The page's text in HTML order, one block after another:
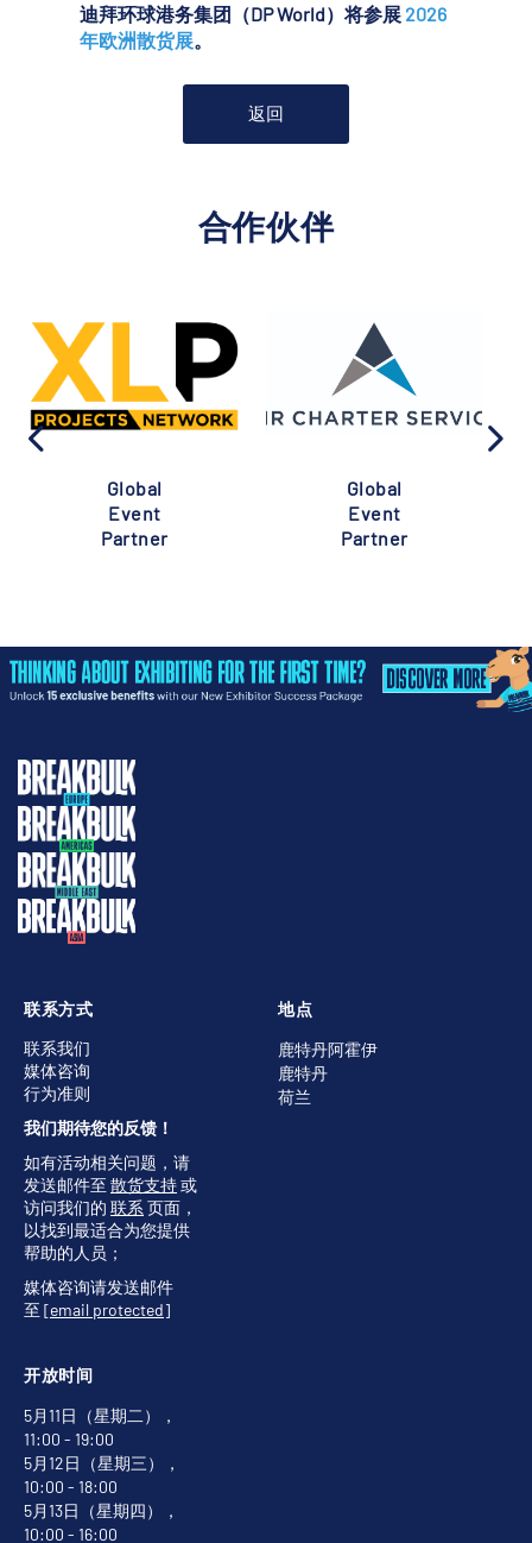
迪拜环球港务集团（DP World）将参展 2026
年欧洲散货展。
返回
合作伙伴
Global
Event
Partner
Global
Event
Partner
地点
鹿特丹阿霍伊
鹿特丹
荷兰
开放时间
5月11日（星期二），
11:00 - 19:00
5月12日（星期三），
10:00 - 18:00
5月13日（星期四），
10:00 - 16:00
联系方式
联系我们
媒体咨询
行为准则
我们期待您的反馈！
如有活动相关问题，请
发送邮件至 散货支持或
访问我们的 联系 页面，
以找到最适合为您提供
帮助的人员；
媒体咨询请发送邮件
至 [email protected]